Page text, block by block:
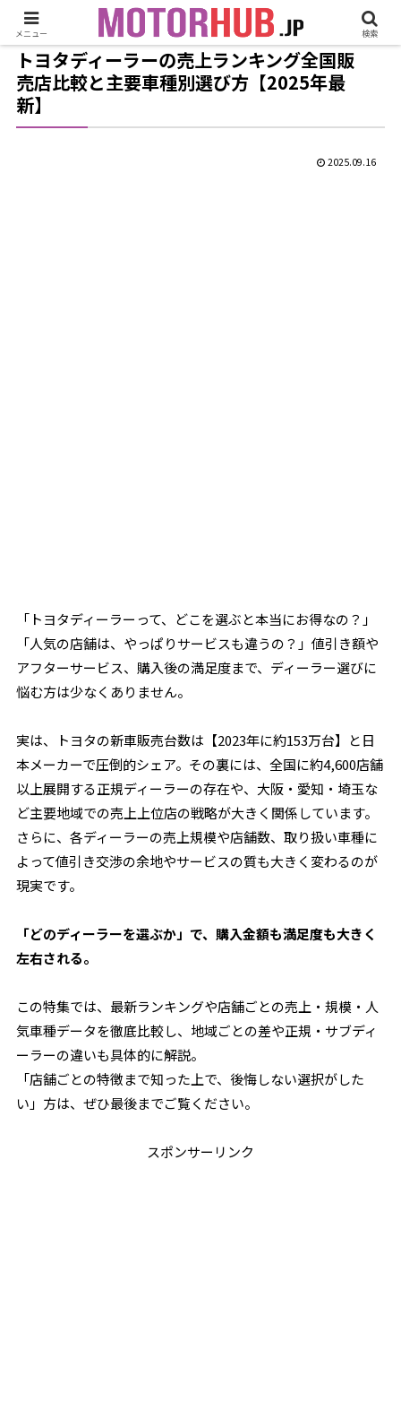
トヨタディーラーの売上ランキング全国販
売店比較と主要車種別選び方【2025年最
新】
2025.09.16
「トヨタディーラーって、どこを選ぶと本当にお得なの？」
「人気の店舗は、やっぱりサービスも違うの？」――値引き額や
アフターサービス、購入後の満足度まで、ディーラー選びに
悩む方は少なくありません。
実は、トヨタの新車販売台数は【2023年に約153万台】と日
本メーカーで圧倒的シェア。その裏には、全国に約4,600店舗
以上展開する正規ディーラーの存在や、大阪・愛知・埼玉な
ど主要地域での売上上位店の戦略が大きく関係しています。
さらに、各ディーラーの売上規模や店舗数、取り扱い車種に
よって値引き交渉の余地やサービスの質も大きく変わるのが
現実です。
「どのディーラーを選ぶか」で、購入金額も満足度も大きく
左右される――。
この特集では、最新ランキングや店舗ごとの売上・規模・人
気車種データを徹底比較し、地域ごとの差や正規・サブディ
ーラーの違いも具体的に解説。
「店舗ごとの特徴まで知った上で、後悔しない選択がした
い」方は、ぜひ最後までご覧ください。
スポンサーリンク
メニュー 検索